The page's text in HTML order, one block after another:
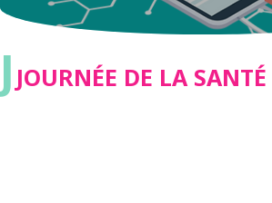
J JOURNÉE DE LA SANTÉ